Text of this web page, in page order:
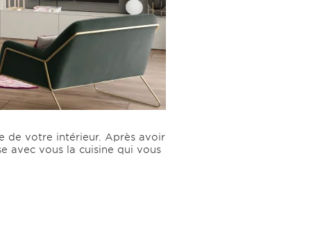
de votre intérieur. Après avoir
avec vous la cuisine qui vous